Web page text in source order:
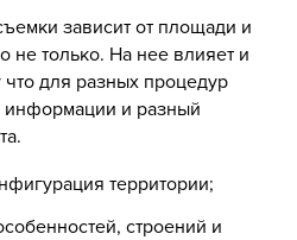
зависит от площади и
не только. На нее влияет и
что для разных процедур
информации и разный
территории;
строений и